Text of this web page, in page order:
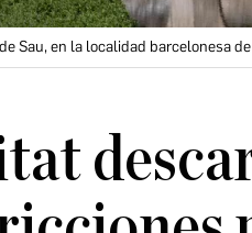
Sau, en la localidad barcelonesa